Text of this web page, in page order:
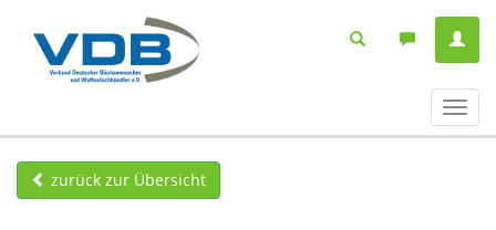
ein-/
zurück zur Übersicht